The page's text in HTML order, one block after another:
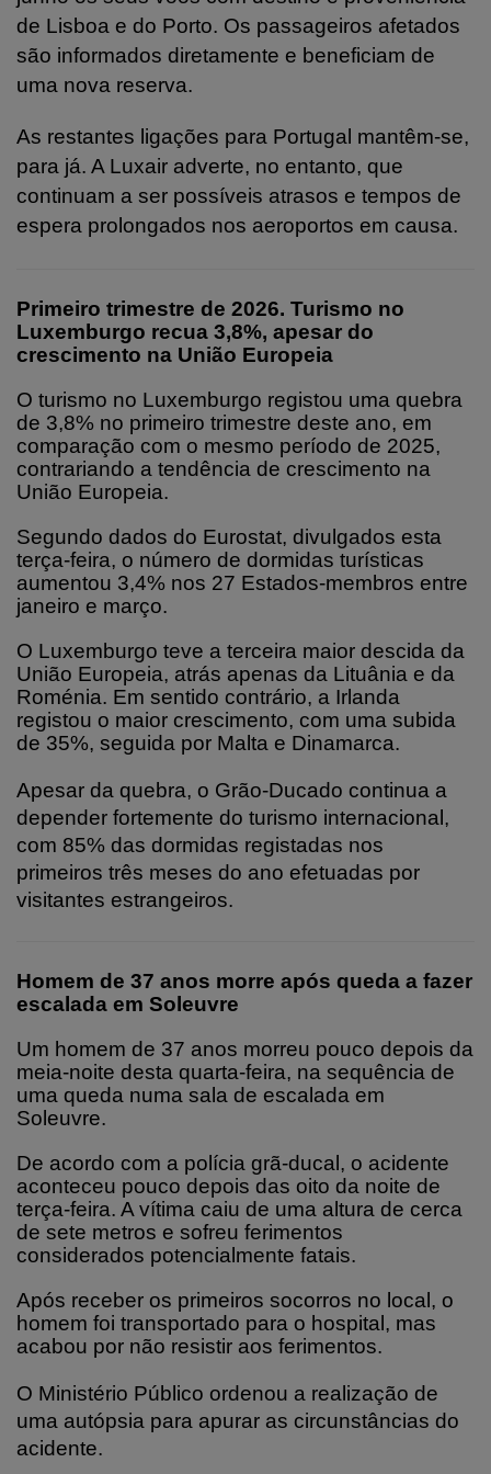
de Lisboa e do Porto. Os passageiros afetados
são informados diretamente e beneficiam de
uma nova reserva.
As restantes ligações para Portugal mantêm-se,
para já. A Luxair adverte, no entanto, que
continuam a ser possíveis atrasos e tempos de
espera prolongados nos aeroportos em causa.
Primeiro trimestre de 2026. Turismo no
Luxemburgo recua 3,8%, apesar do
crescimento na União Europeia
O turismo no Luxemburgo registou uma quebra
de 3,8% no primeiro trimestre deste ano, em
comparação com o mesmo período de 2025,
contrariando a tendência de crescimento na
União Europeia.
Segundo dados do Eurostat, divulgados esta
terça-feira, o número de dormidas turísticas
aumentou 3,4% nos 27 Estados-membros entre
janeiro e março.
O Luxemburgo teve a terceira maior descida da
União Europeia, atrás apenas da Lituânia e da
Roménia. Em sentido contrário, a Irlanda
registou o maior crescimento, com uma subida
de 35%, seguida por Malta e Dinamarca.
Apesar da quebra, o Grão-Ducado continua a
depender fortemente do turismo internacional,
com 85% das dormidas registadas nos
primeiros três meses do ano efetuadas por
visitantes estrangeiros.
Homem de 37 anos morre após queda a fazer
escalada em Soleuvre
Um homem de 37 anos morreu pouco depois da
meia-noite desta quarta-feira, na sequência de
uma queda numa sala de escalada em
Soleuvre.
De acordo com a polícia grã-ducal, o acidente
aconteceu pouco depois das oito da noite de
terça-feira. A vítima caiu de uma altura de cerca
de sete metros e sofreu ferimentos
considerados potencialmente fatais.
Após receber os primeiros socorros no local, o
homem foi transportado para o hospital, mas
acabou por não resistir aos ferimentos.
O Ministério Público ordenou a realização de
uma autópsia para apurar as circunstâncias do
acidente.